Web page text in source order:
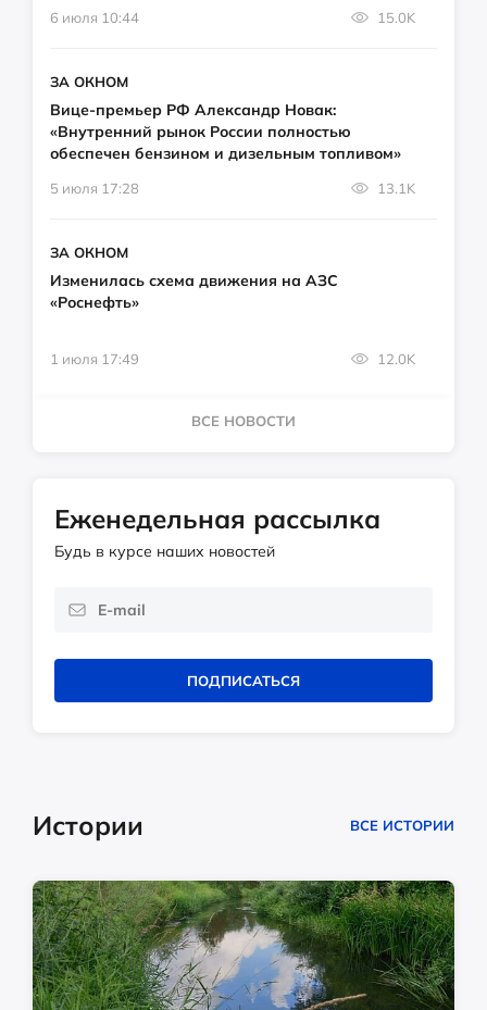
6 июля 10:44 15.0K
ЗА ОКНОМ
Вице-премьер РФ Александр Новак:
«Внутренний рынок России полностью
обеспечен бензином и дизельным топливом»
5 июля 17:28 13.1K
ЗА ОКНОМ
Изменилась схема движения на АЗС
«Роснефть»
1 июля 17:49 12.0K
ВСЕ НОВОСТИ
Еженедельная рассылка
Будь в курсе наших новостей
ПОДПИСАТЬСЯ
Истории ВСЕ ИСТОРИИ